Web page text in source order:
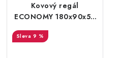
Kovový regál
ECONOMY 180x90x50
5 polic - černá
9 %